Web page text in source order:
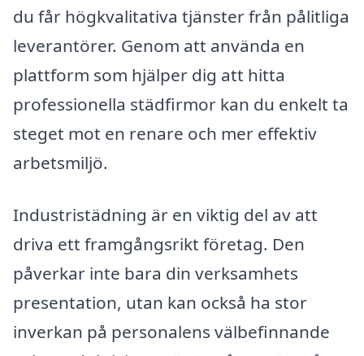
du får högkvalitativa tjänster från pålitliga
leverantörer. Genom att använda en
plattform som hjälper dig att hitta
professionella städfirmor kan du enkelt ta
steget mot en renare och mer effektiv
arbetsmiljö.
Industristädning är en viktig del av att
driva ett framgångsrikt företag. Den
påverkar inte bara din verksamhets
presentation, utan kan också ha stor
inverkan på personalens välbefinnande